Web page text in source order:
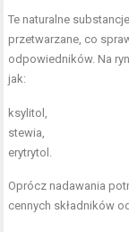
Te naturalne
przetwarzane, co
odpowiedników. Na
jak:
ksylitol,
stewia,
erytrytol.
Oprócz nadawania
cennych składników